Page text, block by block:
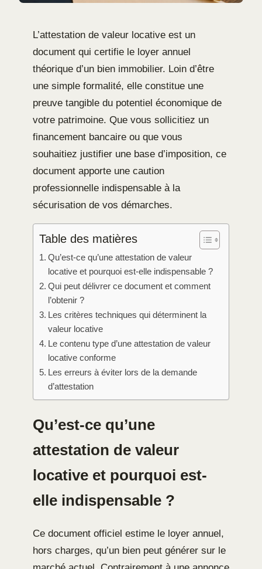
L’attestation de valeur locative est un
document qui certifie le loyer annuel
théorique d’un bien immobilier. Loin d’être
une simple formalité, elle constitue une
preuve tangible du potentiel économique de
votre patrimoine. Que vous sollicitiez un
financement bancaire ou que vous
souhaitiez justifier une base d’imposition, ce
document apporte une caution
professionnelle indispensable à la
sécurisation de vos démarches.
Table des matières
Qu’est-ce qu’une attestation de valeur
locative et pourquoi est-elle indispensable ?
Qui peut délivrer ce document et comment
l’obtenir ?
Les critères techniques qui déterminent la
valeur locative
Le contenu type d’une attestation de valeur
locative conforme
Les erreurs à éviter lors de la demande
d’attestation
Qu’est-ce qu’une
attestation de valeur
locative et pourquoi est-
elle indispensable ?
Ce document officiel estime le loyer annuel,
hors charges, qu’un bien peut générer sur le